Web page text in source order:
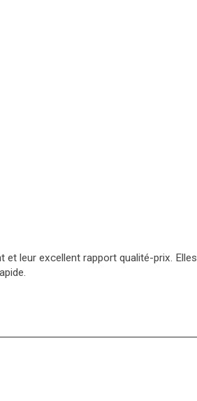
leur excellent rapport qualité-prix. Elles